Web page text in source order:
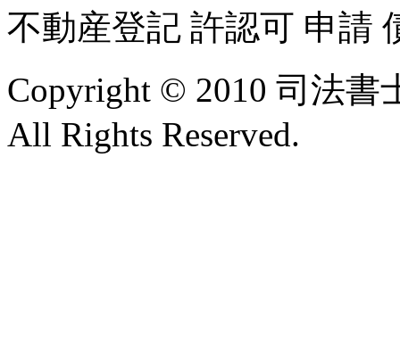
不動産登記 許認可 申請
Copyright © 2010 司法
All Rights Reserved.